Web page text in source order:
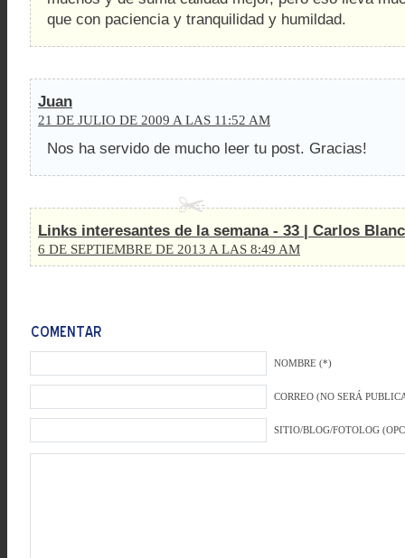
que con paciencia y tranquilidad y humildad.
Juan
21 DE JULIO DE 2009 A LAS 11:52 AM
Nos ha servido de mucho leer tu post. Gracias!
Links interesantes de la semana - 33 | Carlos
6 DE SEPTIEMBRE DE 2013 A LAS 8:49 AM
NOMBRE (*)
CORREO (NO SERÁ
SITIO/BLOG/FOTOLOG